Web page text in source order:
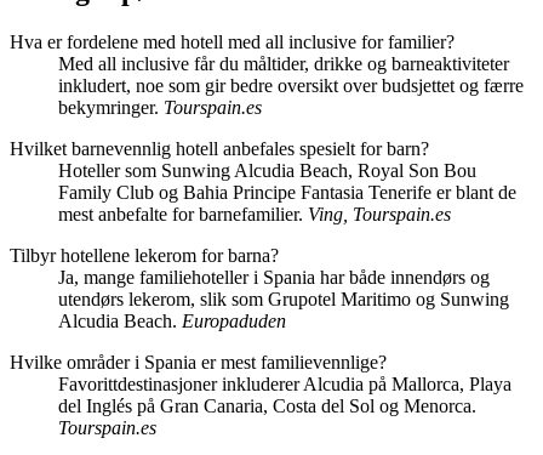
Hva er fordelene med hotell med all inclusive for familier?
Med all inclusive får du måltider, drikke og barneaktiviteter
inkludert, noe som gir bedre oversikt over budsjettet og færre
bekymringer. Tourspain.es
Hvilket barnevennlig hotell anbefales spesielt for barn?
Hoteller som Sunwing Alcudia Beach, Royal Son Bou
Family Club og Bahia Principe Fantasia Tenerife er blant de
mest anbefalte for barnefamilier. Ving, Tourspain.es
Tilbyr hotellene lekerom for barna?
Ja, mange familiehoteller i Spania har både innendørs og
utendørs lekerom, slik som Grupotel Maritimo og Sunwing
Alcudia Beach. Europaduden
Hvilke områder i Spania er mest familievennlige?
Favorittdestinasjoner inkluderer Alcudia på Mallorca, Playa
del Inglés på Gran Canaria, Costa del Sol og Menorca.
Tourspain.es